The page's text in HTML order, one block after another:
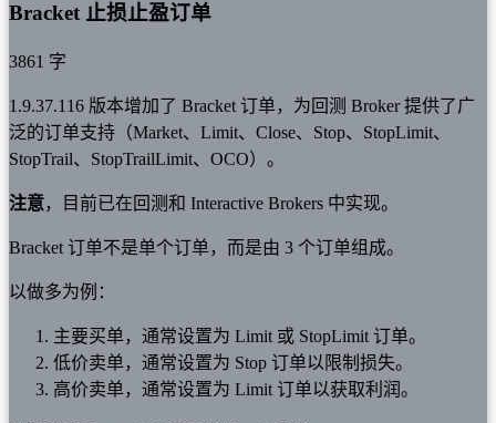
Bracket 止损止盈订单
3861 字
1.9.37.116 版本增加了 Bracket 订单，为回测 Broker 提供了广
泛的订单支持（Market、Limit、Close、Stop、StopLimit、
StopTrail、StopTrailLimit、OCO）。
注意，目前已在回测和 Interactive Brokers 中实现。
Bracket 订单不是单个订单，而是由 3 个订单组成。
以做多为例：
主要买单，通常设置为 Limit 或 StopLimit 订单。
低价卖单，通常设置为 Stop 订单以限制损失。
高价卖单，通常设置为 Limit 订单以获取利润。